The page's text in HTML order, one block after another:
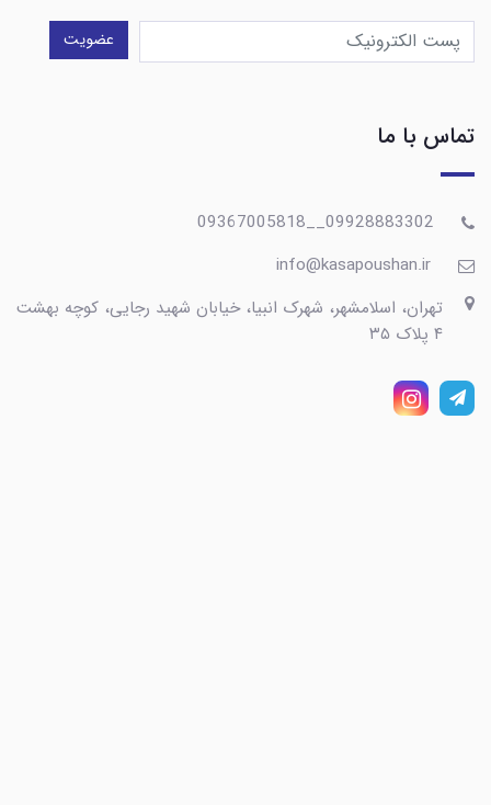
عضویت
تماس با ما
تهران، اسلامشهر، شهرک انبیا، خیابان شهید رجایی، کوچه بهشت
۴ پلاک ۳۵